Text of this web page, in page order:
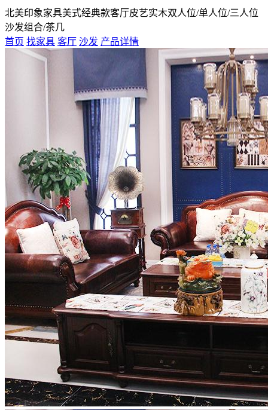
北美印象家具美式经典款客厅皮艺实木双人位/单人位/三人位
沙发组合/茶几
首页 找家具 客厅 沙发 产品详情